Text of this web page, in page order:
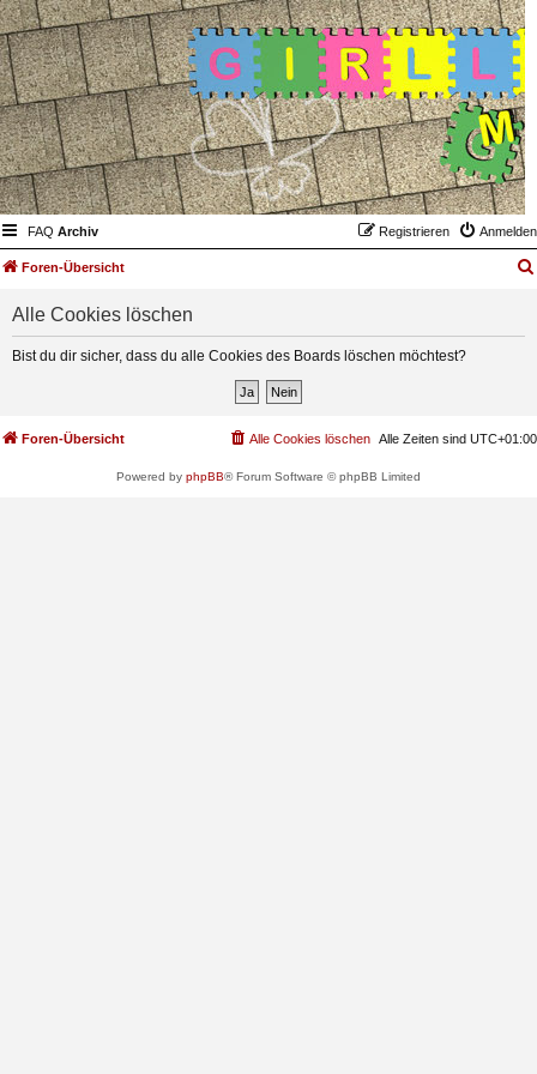
FAQ Archiv Anmelden
Registrieren
Foren-Übersicht
Alle Cookies löschen
Bist du dir sicher, dass du alle Cookies des Boards löschen möchtest?
Foren-Übersicht Alle Zeiten sind UTC+01:00
Alle Cookies löschen
Powered by phpBB® Forum Software © phpBB Limited